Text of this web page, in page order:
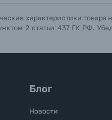
характеристики
2 статьи 437 ГК РФ.
Блог
Новости